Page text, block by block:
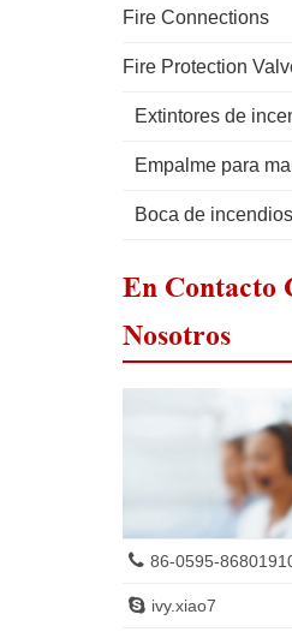
Fire Connections
Fire Protection
Extintores de
Empalme para
Boca de incendios
En Contacto
Nosotros
86-0595-
ivy.xiao7